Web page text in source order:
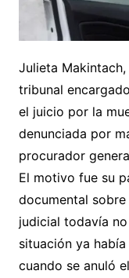
Julieta
tribunal
el juicio por la
denunciada por
procurador
El motivo fue su
documental
judicial todavía
situación ya
cuando se anuló